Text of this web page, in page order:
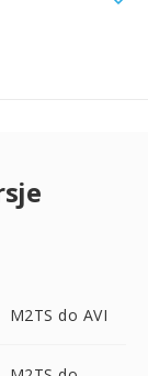
M2TS do AVI